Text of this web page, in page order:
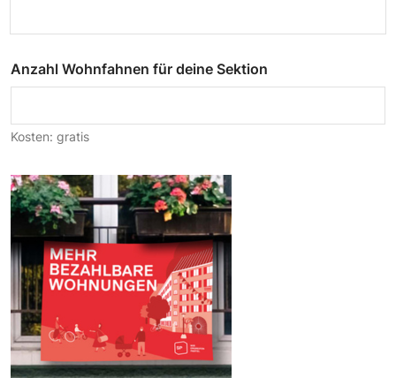
Anzahl Wohnfahnen für deine Sektion
Kosten: gratis